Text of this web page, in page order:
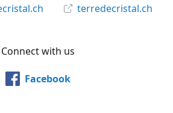
terredecristal.ch
Connect with us
Facebook